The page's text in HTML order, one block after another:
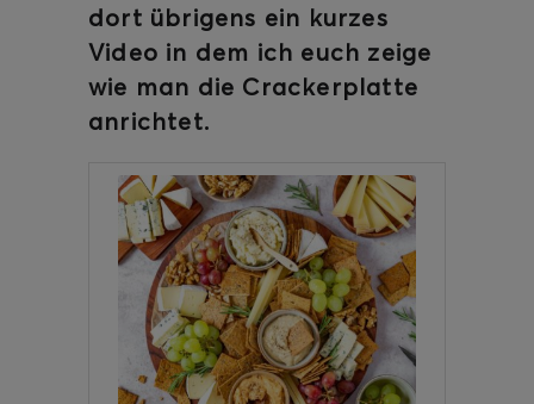
dort übrigens ein kurzes
Video in dem ich euch zeige
wie man die Crackerplatte
anrichtet.